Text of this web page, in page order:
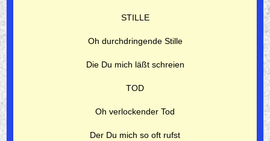
STILLE
Oh durchdringende Stille
Die Du mich läßt schreien
TOD
Oh verlockender Tod
Der Du mich so oft rufst